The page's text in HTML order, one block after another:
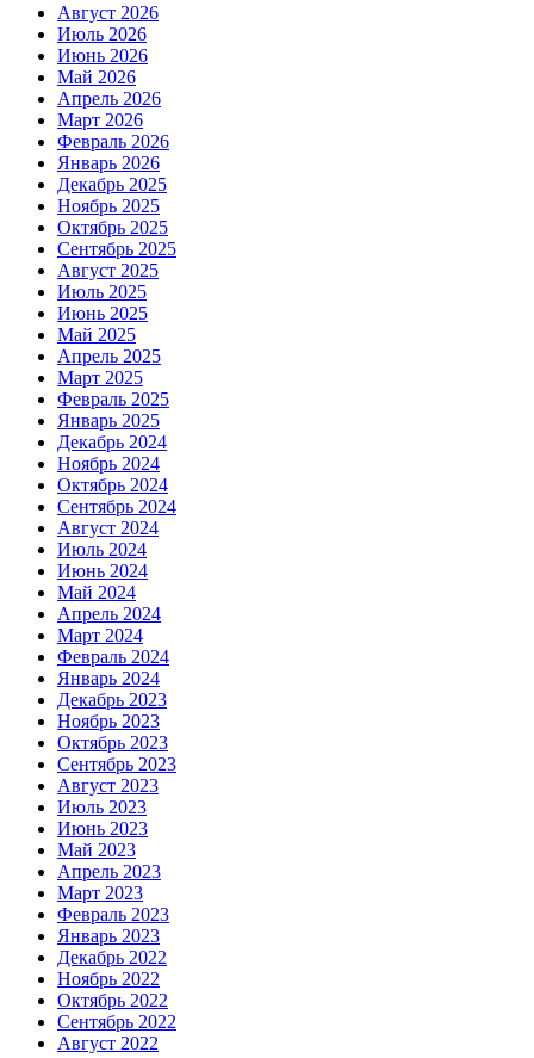
Август 2026
Июль 2026
Июнь 2026
Май 2026
Апрель 2026
Март 2026
Февраль 2026
Январь 2026
Декабрь 2025
Ноябрь 2025
Октябрь 2025
Сентябрь 2025
Август 2025
Июль 2025
Июнь 2025
Май 2025
Апрель 2025
Март 2025
Февраль 2025
Январь 2025
Декабрь 2024
Ноябрь 2024
Октябрь 2024
Сентябрь 2024
Август 2024
Июль 2024
Июнь 2024
Май 2024
Апрель 2024
Март 2024
Февраль 2024
Январь 2024
Декабрь 2023
Ноябрь 2023
Октябрь 2023
Сентябрь 2023
Август 2023
Июль 2023
Июнь 2023
Май 2023
Апрель 2023
Март 2023
Февраль 2023
Январь 2023
Декабрь 2022
Ноябрь 2022
Октябрь 2022
Сентябрь 2022
Август 2022